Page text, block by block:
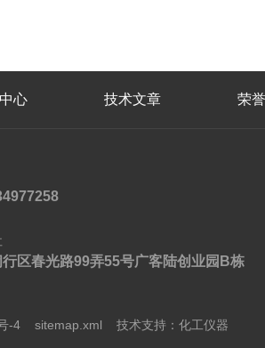
心 技术文章 荣
行区春光路99弄55号广客陆创业园B栋
-4 sitemap.xml 技术支持： 化工仪器